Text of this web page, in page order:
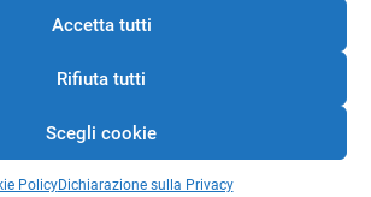
Accetta tutti
Rifiuta tutti
Scegli cookie
PolicyDichiarazione sulla Privacy
Gionata Francesco Paolo Bozzi - Responsabile
Selvini - Aut. San. n. I-171/2022 - P.IVA
Policy-Cookie Policy